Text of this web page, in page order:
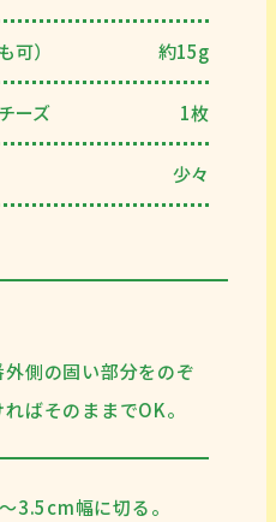
可） 約15g
ーズ 1枚
少々
外側の固い部分をのぞ
ばそのままでOK。
3.5cm幅に切る。